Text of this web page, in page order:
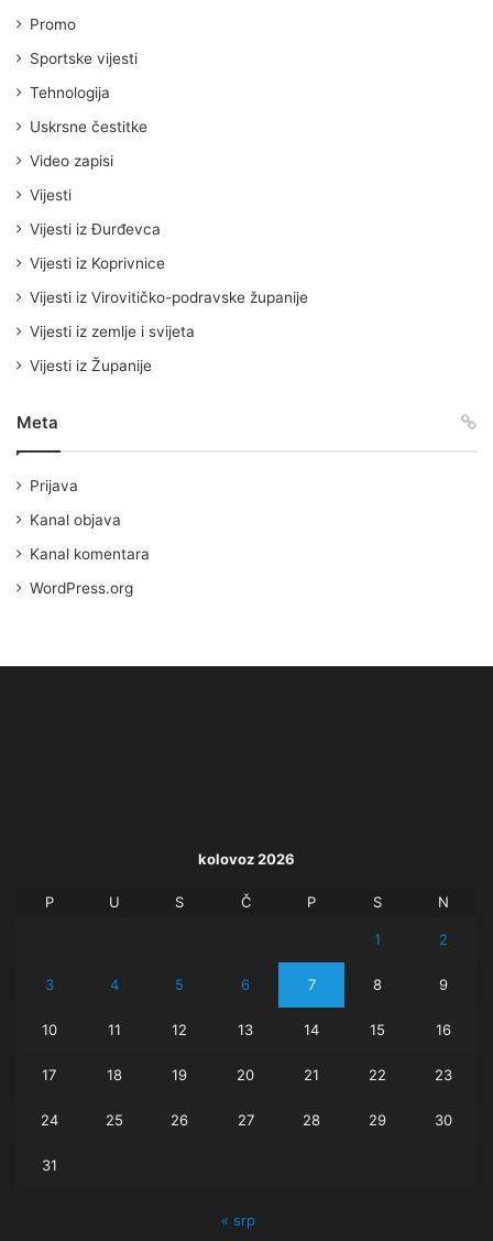
Promo
Sportske vijesti
Tehnologija
Uskrsne čestitke
Video zapisi
Vijesti
Vijesti iz Đurđevca
Vijesti iz Koprivnice
Vijesti iz Virovitičko-podravske županije
Vijesti iz zemlje i svijeta
Vijesti iz Županije
Meta
Prijava
Kanal objava
Kanal komentara
WordPress.org
kolovoz 2026
P U S Č P S N
1 2
3 4 5 6 7 8 9
10 11 12 13 14 15 16
17 18 19 20 21 22 23
24 25 26 27 28 29 30
31
« srp